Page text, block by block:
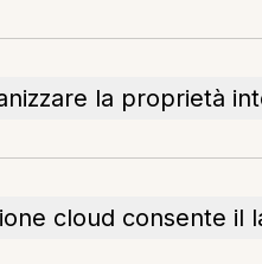
la proprietà
cloud consente il